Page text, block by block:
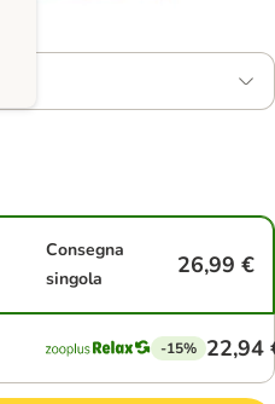
Consegna
singola
26,99 €
-15% 22,94